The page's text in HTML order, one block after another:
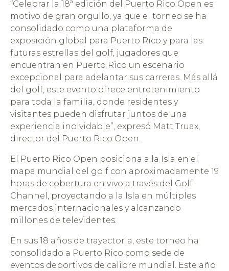
“Celebrar la 18ª edición del Puerto Rico Open es
motivo de gran orgullo, ya que el torneo se ha
consolidado como una plataforma de
exposición global para Puerto Rico y para las
futuras estrellas del golf, jugadores que
encuentran en Puerto Rico un escenario
excepcional para adelantar sus carreras. Más allá
del golf, este evento ofrece entretenimiento
para toda la familia, donde residentes y
visitantes pueden disfrutar juntos de una
experiencia inolvidable”, expresó Matt Truax,
director del Puerto Rico Open.
El Puerto Rico Open posiciona a la Isla en el
mapa mundial del golf con aproximadamente 19
horas de cobertura en vivo a través del Golf
Channel, proyectando a la Isla en múltiples
mercados internacionales y alcanzando
millones de televidentes.
En sus 18 años de trayectoria, este torneo ha
consolidado a Puerto Rico como sede de
eventos deportivos de calibre mundial. Este año